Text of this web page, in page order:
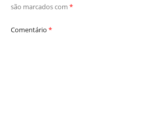
são marcados com *
Comentário *